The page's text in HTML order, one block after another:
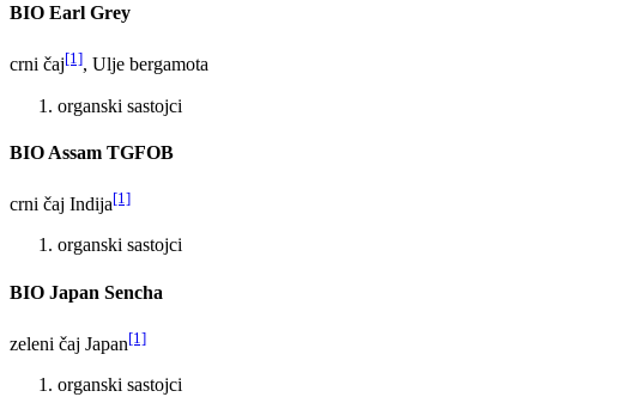
BIO Earl Grey
crni čaj[1], Ulje bergamota
organski sastojci
BIO Assam TGFOB
crni čaj Indija[1]
organski sastojci
BIO Japan Sencha
zeleni čaj Japan[1]
organski sastojci